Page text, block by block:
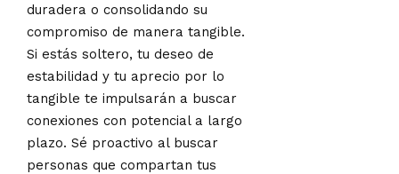
duradera o consolidando su
compromiso de manera tangible.
Si estás soltero, tu deseo de
estabilidad y tu aprecio por lo
tangible te impulsarán a buscar
conexiones con potencial a largo
plazo. Sé proactivo al buscar
personas que compartan tus